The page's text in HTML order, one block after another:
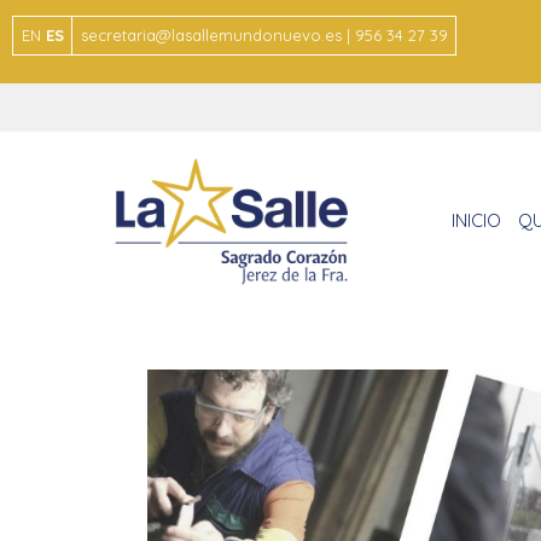
EN ES secretaria@lasallemundonuevo.es | 956 34 27 39
INICIO